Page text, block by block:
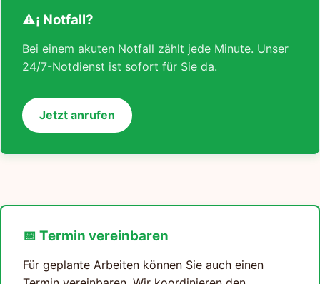
⚠¡ Notfall?
Bei einem akuten Notfall zählt jede Minute. Unser
24/7-Notdienst ist sofort für Sie da.
Jetzt anrufen
📅 Termin vereinbaren
Für geplante Arbeiten können Sie auch einen